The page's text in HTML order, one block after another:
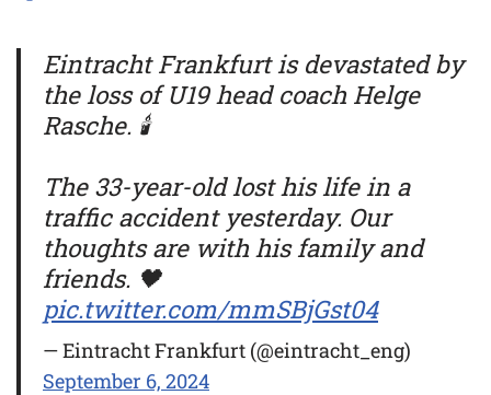
Eintracht Frankfurt is devastated by
the loss of U19 head coach Helge
Rasche. 🕯️
The 33-year-old lost his life in a
traffic accident yesterday. Our
thoughts are with his family and
friends. 🖤
pic.twitter.com/mmSBjGst04
— Eintracht Frankfurt (@eintracht_eng)
September 6, 2024